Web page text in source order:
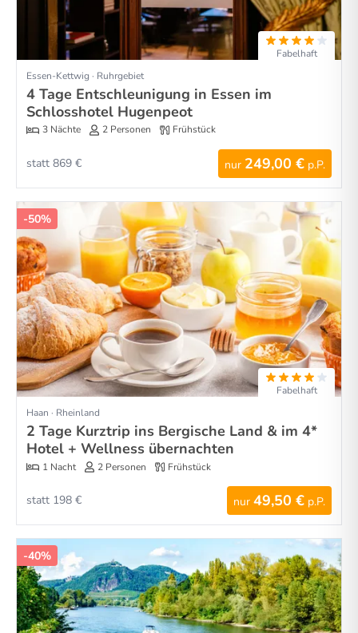
Fabelhaft
Essen-Kettwig · Ruhrgebiet
4 Tage Entschleunigung in Essen im
Schlosshotel Hugenpeot
3 Nächte 2 Personen Frühstück
nur 249,00 € p.P.
statt 869 €
-50%
Fabelhaft
Haan · Rheinland
2 Tage Kurztrip ins Bergische Land & im 4*
Hotel + Wellness übernachten
1 Nacht 2 Personen Frühstück
nur 49,50 € p.P.
statt 198 €
-40%